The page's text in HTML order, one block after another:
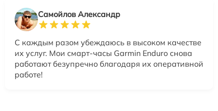
Самойлов Александр
С каждым разом убеждаюсь в высоком качестве
их услуг. Мои смарт-часы Garmin Enduro снова
работают безупречно благодаря их оперативной
работе!